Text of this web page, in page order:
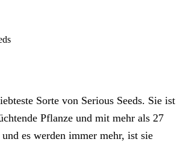
Sorte von Serious Seeds. Sie ist
Pflanze und mit mehr als 27
es werden immer mehr, ist sie